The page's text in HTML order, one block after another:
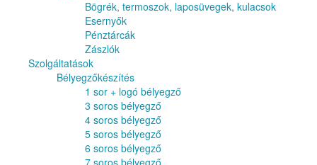
Bögrék, termoszok, laposüvegek, kulacsok
Esernyők
Pénztárcák
Zászlók
Szolgáltatások
Bélyegzőkészítés
1 sor + logó bélyegző
3 soros bélyegző
4 soros bélyegző
5 soros bélyegző
6 soros bélyegző